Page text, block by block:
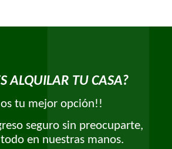
ALQUILAR TU CASA?
tu mejor opción!!
seguro sin preocuparte,
en nuestras manos.